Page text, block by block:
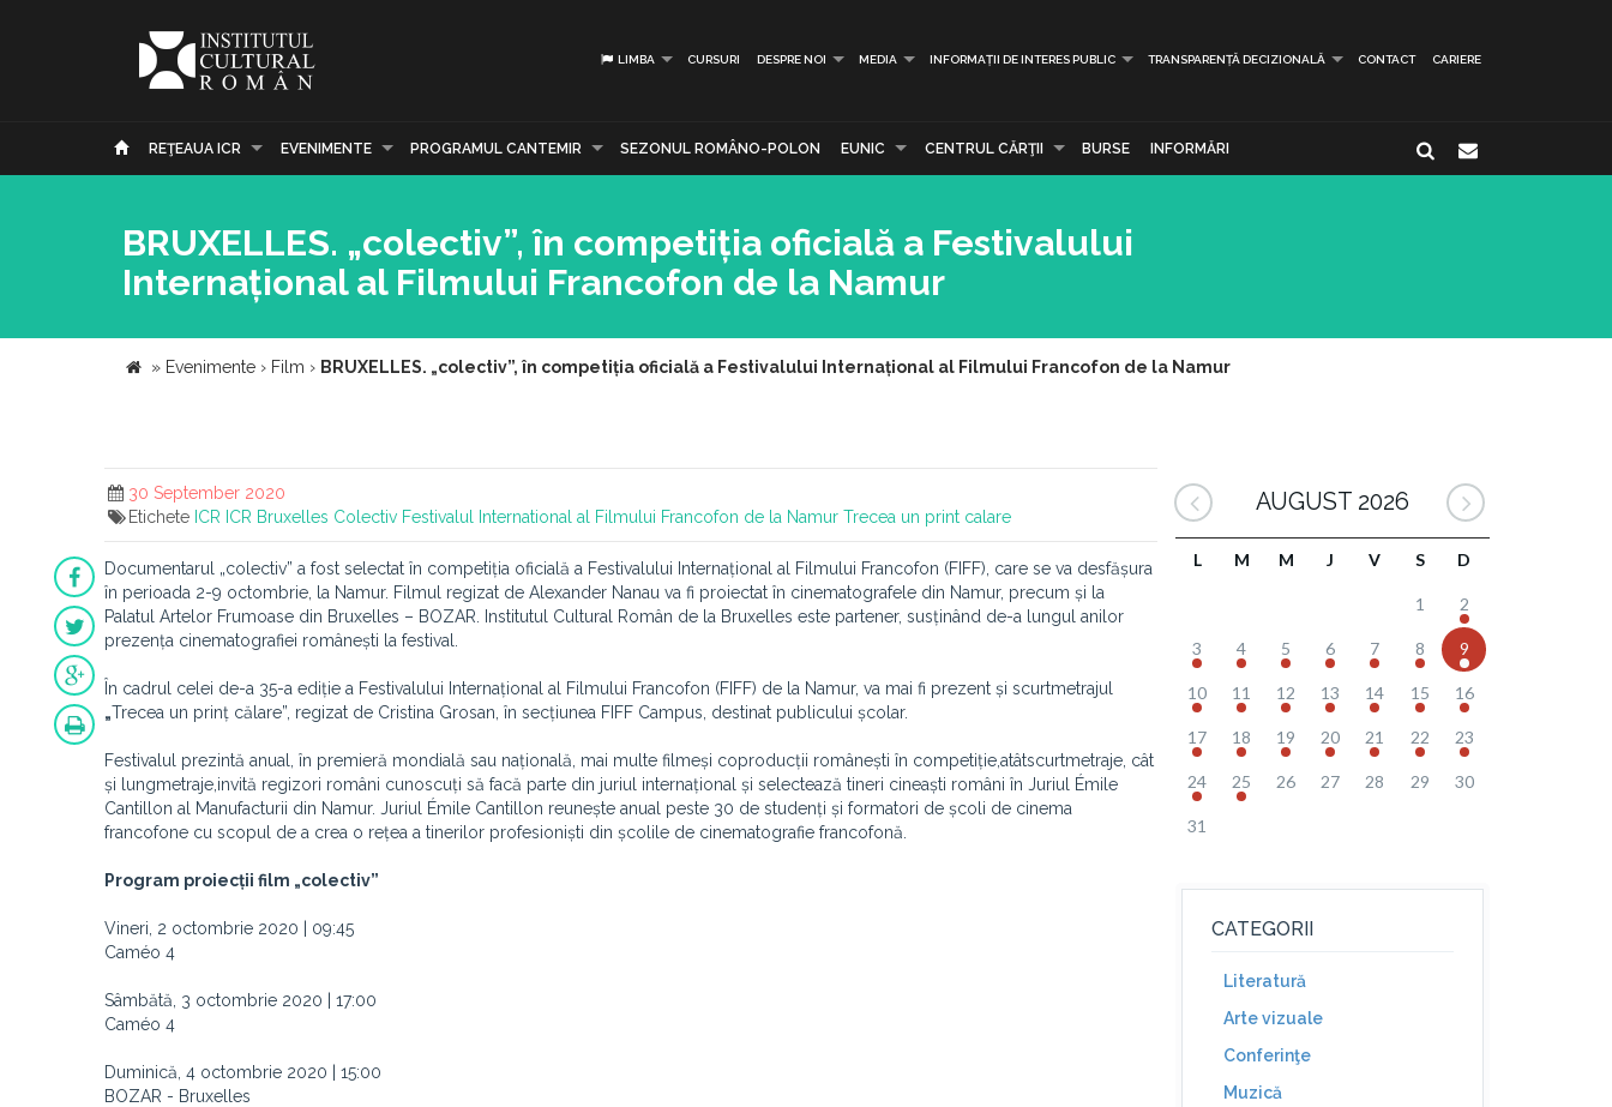
LIMBA CURSURI DESPRE NOI MEDIA INFORMAȚII DE INTERES PUBLIC TRANSPARENȚĂ DECIZIONALĂ CONTACT CARIERE
REŢEAUA ICR EVENIMENTE PROGRAMUL CANTEMIR SEZONUL ROMÂNO-POLON EUNIC CENTRUL CĂRŢII BURSE INFORMĂRI
BRUXELLES. „colectiv”, în competiția oficială a Festivalului
Internațional al Filmului Francofon de la Namur
» Evenimente › Film › BRUXELLES. „colectiv”, în competiția oficială a Festivalului Internațional al Filmului Francofon de la Namur
30 September 2020
Etichete ICR ICR Bruxelles Colectiv Festivalul International al Filmului Francofon de la Namur Trecea un print calare
Documentarul „colectiv” a fost selectat în competiția oficială a Festivalului Internațional al Filmului Francofon (FIFF), care se va desfășura
în perioada 2-9 octombrie, la Namur. Filmul regizat de Alexander Nanau va fi proiectat în cinematografele din Namur, precum și la
Palatul Artelor Frumoase din Bruxelles – BOZAR. Institutul Cultural Român de la Bruxelles este partener, susținând de-a lungul anilor
prezența cinematografiei românești la festival.
În cadrul celei de-a 35-a ediție a Festivalului Internațional al Filmului Francofon (FIFF) de la Namur, va mai fi prezent și scurtmetrajul
„Trecea un prinț călare”, regizat de Cristina Grosan, în secțiunea FIFF Campus, destinat publicului școlar.
Festivalul prezintă anual, în premieră mondială sau națională, mai multe filmeși coproducții românești în competiție,atâtscurtmetraje, cât
și lungmetraje, invită regizori români cunoscuți să facă parte din juriul internațional și selectează tineri cineaști români în Juriul Émile
Cantillon al Manufacturii din Namur. Juriul Émile Cantillon reunește anual peste 30 de studenți și formatori de școli de cinema
francofone cu scopul de a crea o rețea a tinerilor profesioniști din școlile de cinematografie francofonă.
Program proiecții film „colectiv”
Vineri, 2 octombrie 2020 | 09:45
Caméo 4
Sâmbătă, 3 octombrie 2020 | 17:00
Caméo 4
Duminică, 4 octombrie 2020 | 15:00
BOZAR - Bruxelles
AUGUST 2026
L M M J V S D
1 2
3 4 5 6 7 8 9
10 11 12 13 14 15 16
17 18 19 20 21 22 23
24 25 26 27 28 29 30
31
CATEGORII
Literatură
Arte vizuale
Conferinţe
Muzică